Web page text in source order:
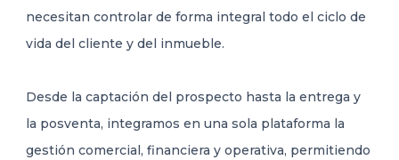
necesitan controlar de forma integral todo el ciclo de
vida del cliente y del inmueble.
Desde la captación del prospecto hasta la entrega y
la posventa, integramos en una sola plataforma la
gestión comercial, financiera y operativa, permitiendo